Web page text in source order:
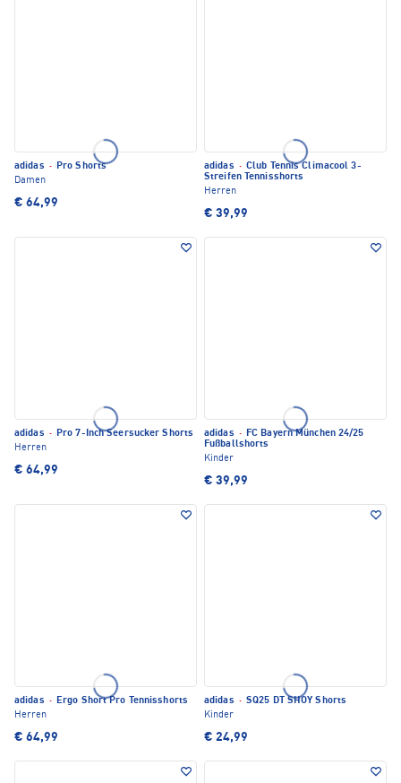
adidas · Pro Shorts
Damen
€ 64,99
adidas · Club Tennis Climacool 3-
Streifen Tennisshorts
Herren
€ 39,99
adidas · Pro 7-Inch Seersucker Shorts
Herren
€ 64,99
adidas · FC Bayern München 24/25
Fußballshorts
Kinder
€ 39,99
adidas · Ergo Short Pro Tennisshorts
Herren
€ 64,99
adidas · SQ25 DT SHOY Shorts
Kinder
€ 24,99